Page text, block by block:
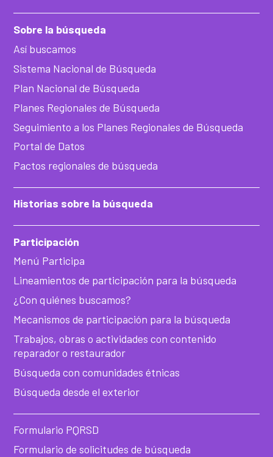
Sobre la búsqueda
Así buscamos
Sistema Nacional de Búsqueda
Plan Nacional de Búsqueda
Planes Regionales de Búsqueda
Seguimiento a los Planes Regionales de Búsqueda
Portal de Datos
Pactos regionales de búsqueda
Historias sobre la búsqueda
Participación
Menú Participa
Lineamientos de participación para la búsqueda
¿Con quiénes buscamos?
Mecanismos de participación para la búsqueda
Trabajos, obras o actividades con contenido
reparador o restaurador
Búsqueda con comunidades étnicas
Búsqueda desde el exterior
Formulario PQRSD
Formulario de solicitudes de búsqueda